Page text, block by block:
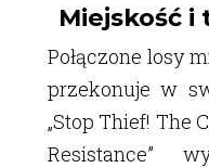
Miejskość i
Połączone losy
przekonuje w
„Stop Thief! The
Resistance”